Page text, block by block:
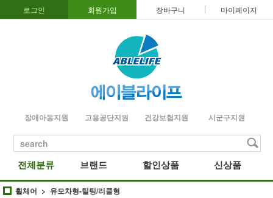
로그인 회원가입 장바구니 마이페이지
장애아동지원 고용공단지원 건강보험지원 시군구지원
search
전체분류 브랜드 할인상품 신상품
휠체어 유모차형-틸팅/리클형